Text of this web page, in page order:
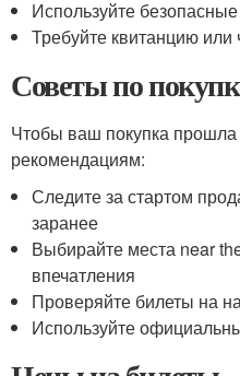
Используйте
Требуйте квитанцию или
Советы по
Чтобы ваш покупка прошла
рекомендациям:
Следите за стартом
заранее
Выбирайте места near
впечатления
Проверяйте билеты на
Используйте